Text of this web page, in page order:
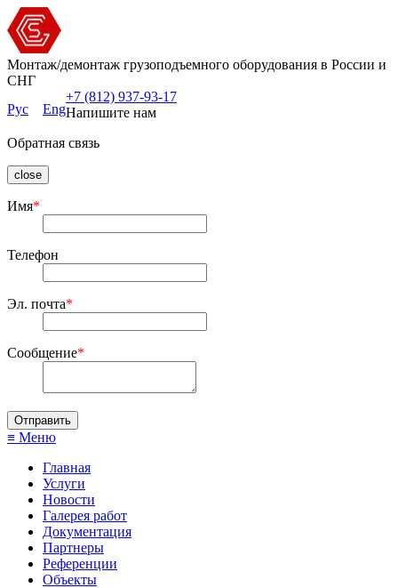
Монтаж/демонтаж грузоподъемного оборудования в России и
СНГ
Рус
Eng
+7 (812) 937-93-17
Напишите нам
Обратная связь
close
Имя*
Телефон
Эл. почта*
Сообщение*
≡ Меню
Главная
Услуги
Новости
Галерея работ
Документация
Партнеры
Референции
Объекты